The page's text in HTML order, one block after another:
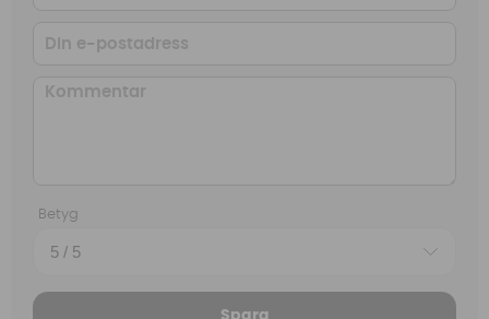
Betyg
Spara